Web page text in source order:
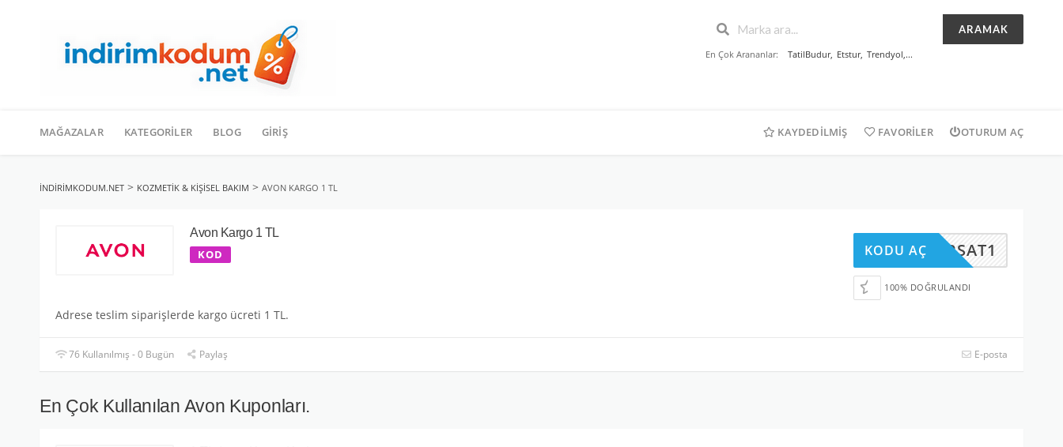
ARAMAK
En Çok Arananlar: TatilBudur, Etstur, Trendyol,...
geç
MAĞAZALAR KATEGORILER BLOG GIRIŞ KAYDEDILMIŞ FAVORILER OTURUM AÇ
INDIRIMKODUM.NET > KOZMETIK & KIŞISEL BAKIM > AVON KARGO 1 TL
Avon Kargo 1 TL
KOD FIRSAT1
KODU AÇ
100% DOĞRULANDI
Adrese teslim siparişlerde kargo ücreti 1 TL.
76 Kullanılmış - 0 Bugün Paylaş E-posta
En Çok Kullanılan Avon Kuponları.